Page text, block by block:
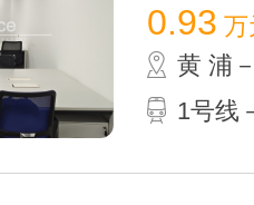
0.93 万
黄 浦
1号线